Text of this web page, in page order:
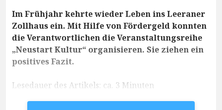
Im Frühjahr kehrte wieder Leben ins Leeraner
Zollhaus ein. Mit Hilfe von Fördergeld konnten
die Verantwortlichen die Veranstaltungsreihe
„Neustart Kultur“ organisieren. Sie ziehen ein
positives Fazit.
Lesedauer des Artikels: ca. 3 Minuten